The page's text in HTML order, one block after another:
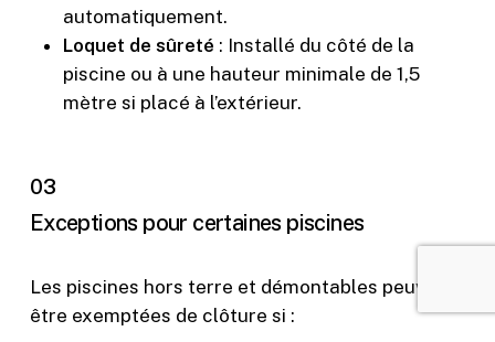
automatiquement.
Loquet de sûreté : Installé du côté de la
piscine ou à une hauteur minimale de 1,5
mètre si placé à l’extérieur.
03
Exceptions pour certaines piscines
Les piscines hors terre et démontables peuvent
être exemptées de clôture si :